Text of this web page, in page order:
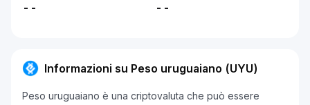
-- --
Informazioni su Peso uruguaiano (UYU)
Peso uruguaiano è una criptovaluta che può essere